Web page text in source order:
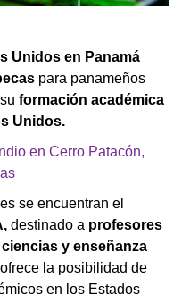
Unidos en Panamá
para panameños
formación académica
Unidos.
en Cerro Patacón,
se encuentran el
destinado a profesores
y enseñanza
la posibilidad de
en los Estados